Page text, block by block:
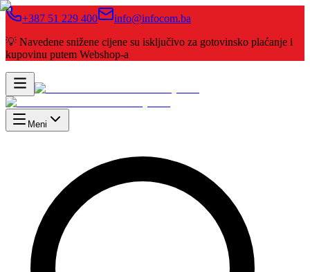
+387 51 229 400
info@infocom.ba
💡 Navedene snižene cijene su isključivo za gotovinsko plaćanje i
kupovinu putem Webshop-a
Meni